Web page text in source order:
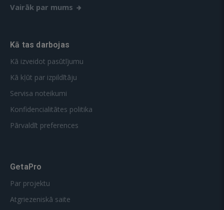
Vairāk par mums
Kā tas darbojas
Kā izveidot pasūtījumu
Kā kļūt par izpildītāju
Servisa noteikumi
Konfidencialitātes politika
Pārvaldīt preferences
GetaPro
Par projektu
Atgriezeniskā saite